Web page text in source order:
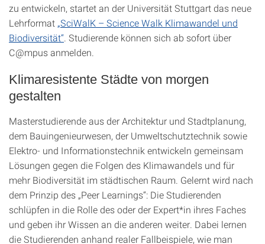
zu entwickeln, startet an der Universität Stuttgart das neue
Lehrformat „SciWalK – Science Walk Klimawandel und
Biodiversität“ . Studierende können sich ab sofort über
C@mpus anmelden.
Klimaresistente Städte von morgen
gestalten
Masterstudierende aus der Architektur und Stadtplanung,
dem Bauingenieurwesen, der Umweltschutztechnik sowie
Elektro- und Informationstechnik entwickeln gemeinsam
Lösungen gegen die Folgen des Klimawandels und für
mehr Biodiversität im städtischen Raum. Gelernt wird nach
dem Prinzip des „Peer Learnings“: Die Studierenden
schlüpfen in die Rolle des oder der Expert*in ihres Faches
und geben ihr Wissen an die anderen weiter. Dabei lernen
die Studierenden anhand realer Fallbeispiele, wie man